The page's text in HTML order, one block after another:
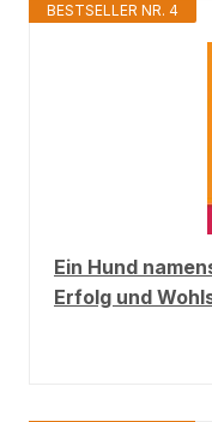
BESTSELLER NR. 4
Ein Hund
Erfolg und